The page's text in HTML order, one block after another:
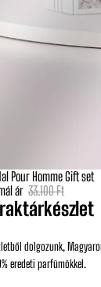
Pour Homme Gift set
ár 33.100 Ft
dolgozunk,
eredeti parfümökkel.